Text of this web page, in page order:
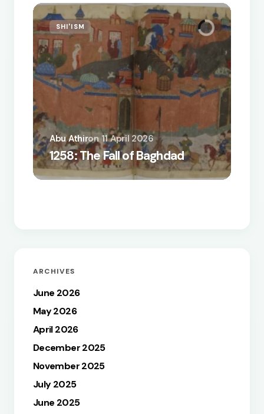
SHI'ISM
1258: The Fall of Baghdad
Abu Athiron 11 April 2026
ARCHIVES
June 2026
May 2026
April 2026
December 2025
November 2025
July 2025
June 2025